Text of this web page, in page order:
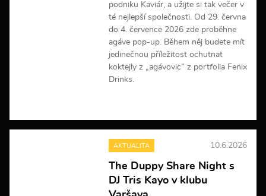
podniku Kaviár, a užijte si tak večer v
té nejlepší společnosti. Od 29. června
do 4. července 2026 zde proběhne
agáve pop-up. Během něj budete mít
jedinečnou příležitost ochutnat
koktejly z „agávovic” z portfolia Fenix
Drinks.
e
i
f
o
r
AKTUALITA 10.6.2026
The Duppy Share Night s
DJ Tris Kayo v klubu